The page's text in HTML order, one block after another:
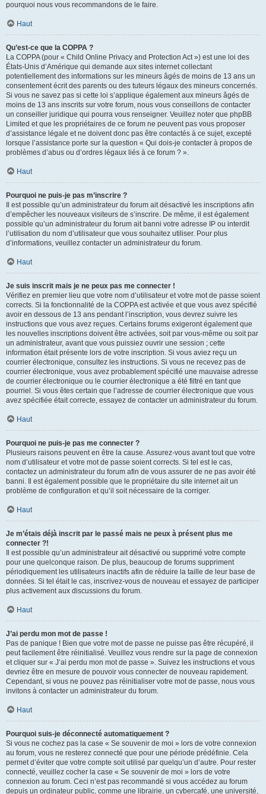
pourquoi nous vous recommandons de le faire.
Haut
Qu’est-ce que la COPPA ?
La COPPA (pour « Child Online Privacy and Protection Act ») est une loi des
États-Unis d’Amérique qui demande aux sites internet collectant
potentiellement des informations sur les mineurs âgés de moins de 13 ans un
consentement écrit des parents ou des tuteurs légaux des mineurs concernés.
Si vous ne savez pas si cette loi s’applique également aux mineurs âgés de
moins de 13 ans inscrits sur votre forum, nous vous conseillons de contacter
un conseiller juridique qui pourra vous renseigner. Veuillez noter que phpBB
Limited et que les propriétaires de ce forum ne peuvent pas vous proposer
d’assistance légale et ne doivent donc pas être contactés à ce sujet, excepté
lorsque l’assistance porte sur la question « Qui dois-je contacter à propos de
problèmes d’abus ou d’ordres légaux liés à ce forum ? ».
Haut
Pourquoi ne puis-je pas m’inscrire ?
Il est possible qu’un administrateur du forum ait désactivé les inscriptions afin
d’empêcher les nouveaux visiteurs de s’inscrire. De même, il est également
possible qu’un administrateur du forum ait banni votre adresse IP ou interdit
l’utilisation du nom d’utilisateur que vous souhaitez utiliser. Pour plus
d’informations, veuillez contacter un administrateur du forum.
Haut
Je suis inscrit mais je ne peux pas me connecter !
Vérifiez en premier lieu que votre nom d’utilisateur et votre mot de passe soient
corrects. Si la fonctionnalité de la COPPA est activée et que vous avez spécifié
avoir en dessous de 13 ans pendant l’inscription, vous devrez suivre les
instructions que vous avez reçues. Certains forums exigeront également que
les nouvelles inscriptions doivent être activées, soit par vous-même ou soit par
un administrateur, avant que vous puissiez ouvrir une session ; cette
information était présente lors de votre inscription. Si vous aviez reçu un
courrier électronique, consultez les instructions. Si vous ne recevez pas de
courrier électronique, vous avez probablement spécifié une mauvaise adresse
de courrier électronique ou le courrier électronique a été filtré en tant que
pourriel. Si vous êtes certain que l’adresse de courrier électronique que vous
avez spécifiée était correcte, essayez de contacter un administrateur du forum.
Haut
Pourquoi ne puis-je pas me connecter ?
Plusieurs raisons peuvent en être la cause. Assurez-vous avant tout que votre
nom d’utilisateur et votre mot de passe soient corrects. Si tel est le cas,
contactez un administrateur du forum afin de vous assurer de ne pas avoir été
banni. Il est également possible que le propriétaire du site internet ait un
problème de configuration et qu’il soit nécessaire de la corriger.
Haut
Je m’étais déjà inscrit par le passé mais ne peux à présent plus me
connecter ?!
Il est possible qu’un administrateur ait désactivé ou supprimé votre compte
pour une quelconque raison. De plus, beaucoup de forums suppriment
périodiquement les utilisateurs inactifs afin de réduire la taille de leur base de
données. Si tel était le cas, inscrivez-vous de nouveau et essayez de participer
plus activement aux discussions du forum.
Haut
J’ai perdu mon mot de passe !
Pas de panique ! Bien que votre mot de passe ne puisse pas être récupéré, il
peut facilement être réinitialisé. Veuillez vous rendre sur la page de connexion
et cliquer sur « J’ai perdu mon mot de passe ». Suivez les instructions et vous
devriez être en mesure de pouvoir vous connecter de nouveau rapidement.
Cependant, si vous ne pouvez pas réinitialiser votre mot de passe, nous vous
invitons à contacter un administrateur du forum.
Haut
Pourquoi suis-je déconnecté automatiquement ?
Si vous ne cochez pas la case « Se souvenir de moi » lors de votre connexion
au forum, vous ne resterez connecté que pour une période prédéfinie. Cela
permet d’éviter que votre compte soit utilisé par quelqu’un d’autre. Pour rester
connecté, veuillez cocher la case « Se souvenir de moi » lors de votre
connexion au forum. Ceci n’est pas recommandé si vous accédez au forum
depuis un ordinateur public, comme une librairie, un cybercafé, une université,